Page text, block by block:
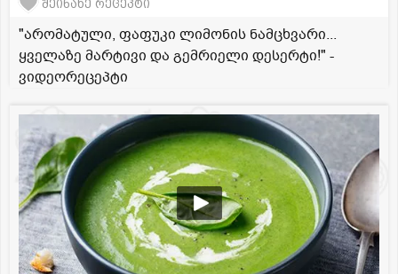
შეინახე რეცეპტი
"არომატული, ფაფუკი ლიმონის ნამცხვარი...
ყველაზე მარტივი და გემრიელი დესერტი!" -
ვიდეორეცეპტი